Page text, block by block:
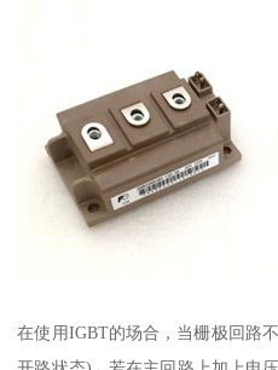
在使用IGBT的场合，当栅极回路